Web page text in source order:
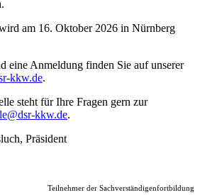
am 16. Oktober 2026 in Nürnberg
eine Anmeldung finden Sie auf unserer
kkw.de.
steht für Ihre Fragen gern zur
kkw.de.
Präsident
Teilnehmer der Sachverständigenfortbildung